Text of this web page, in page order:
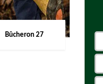
Bûcheron 27